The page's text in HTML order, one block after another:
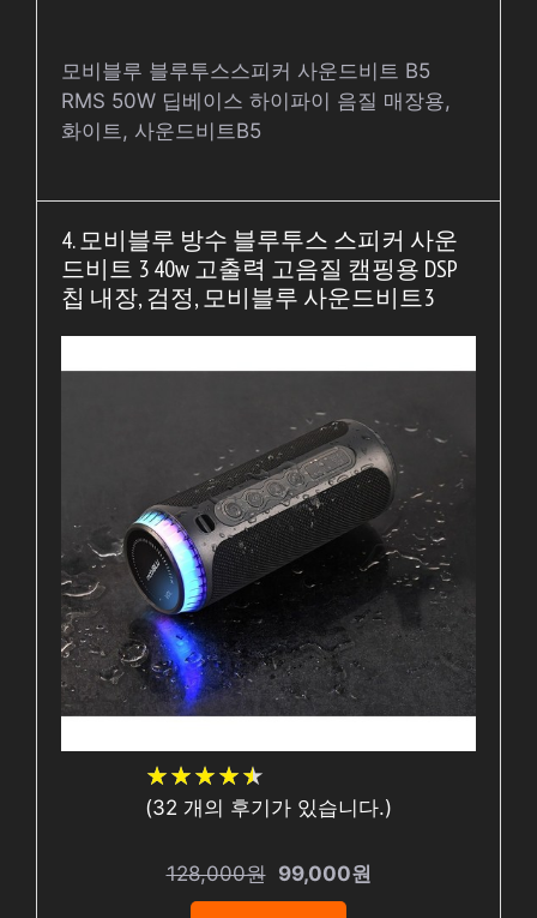
모비블루 블루투스스피커 사운드비트 B5
RMS 50W 딥베이스 하이파이 음질 매장용,
화이트, 사운드비트B5
4. 모비블루 방수 블루투스 스피커 사운
드비트 3 40w 고출력 고음질 캠핑용 DSP
칩 내장, 검정, 모비블루 사운드비트3
★★★★★
★★★★★
(32 개의 후기가 있습니다.)
128,000원 99,000원